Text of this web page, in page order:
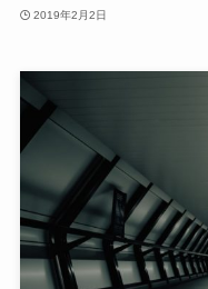
2019年2月2日